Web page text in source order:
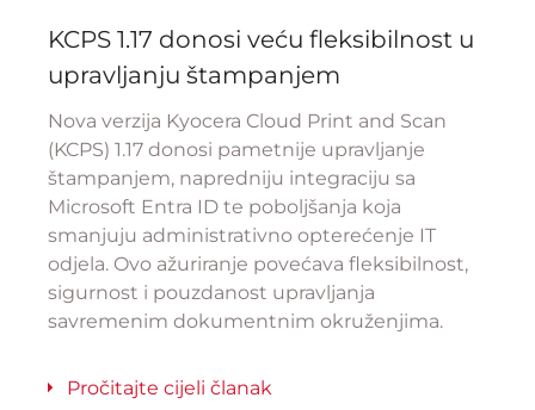
KCPS 1.17 donosi veću fleksibilnost u
upravljanju štampanjem
Nova verzija Kyocera Cloud Print and Scan
(KCPS) 1.17 donosi pametnije upravljanje
štampanjem, napredniju integraciju sa
Microsoft Entra ID te poboljšanja koja
smanjuju administrativno opterećenje IT
odjela. Ovo ažuriranje povećava fleksibilnost,
sigurnost i pouzdanost upravljanja
savremenim dokumentnim okruženjima.
Pročitajte cijeli članak